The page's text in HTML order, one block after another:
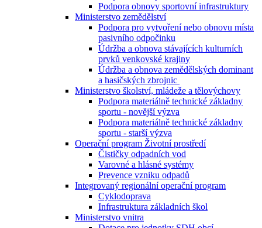
Podpora obnovy sportovní infrastruktury
Ministerstvo zemědělství
Podpora pro vytvoření nebo obnovu místa
pasivního odpočinku
Údržba a obnova stávajících kulturních
prvků venkovské krajiny
Údržba a obnova zemědělských dominant
a hasičských zbrojnic
Ministerstvo školství, mládeže a tělovýchovy
Podpora materiálně technické základny
sportu - novější výzva
Podpora materiálně technické základny
sportu - starší výzva
Operační program Životní prostředí
Čističky odpadních vod
Varovné a hlásné systémy
Prevence vzniku odpadů
Integrovaný regionální operační program
Cyklodoprava
Infrastruktura základních škol
Ministerstvo vnitra